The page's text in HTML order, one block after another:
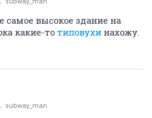
самое высокое здание на
какие-то типовухи нахожу.
subway_man